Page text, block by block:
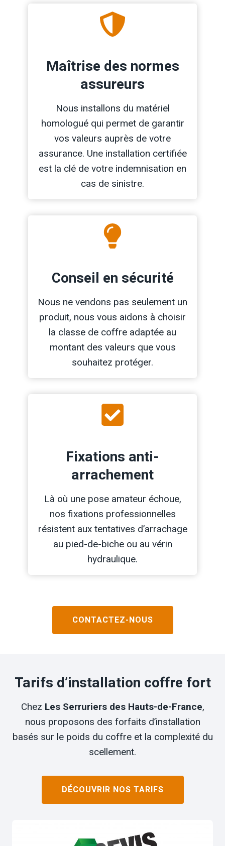
Maîtrise des normes
assureurs
Nous installons du matériel
homologué qui permet de garantir
vos valeurs auprès de votre
assurance. Une installation certifiée
est la clé de votre indemnisation en
cas de sinistre.
Conseil en sécurité
Nous ne vendons pas seulement un
produit, nous vous aidons à choisir
la classe de coffre adaptée au
montant des valeurs que vous
souhaitez protéger.
Fixations anti-
arrachement
Là où une pose amateur échoue,
nos fixations professionnelles
résistent aux tentatives d’arrachage
au pied-de-biche ou au vérin
hydraulique.
CONTACTEZ-NOUS
Tarifs d’installation coffre fort
Chez Les Serruriers des Hauts-de-France,
nous proposons des forfaits d’installation
basés sur le poids du coffre et la complexité du
scellement.
DÉCOUVRIR NOS TARIFS